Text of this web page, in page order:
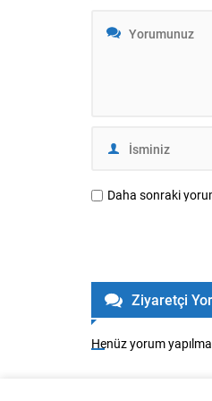
Daha sonraki
Ziyaretçi
Henüz yorum